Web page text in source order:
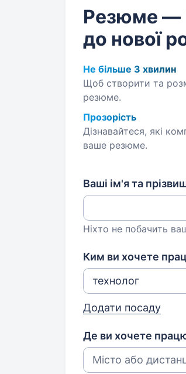
Резюме —
до нової
Не більше 3 хвилин
Щоб створити та
резюме.
Прозорість
Дізнавайтеся, які
ваше резюме.
Ваші ім'я та
Ніхто не побачить
Ким ви хочете
Додати посаду
Де ви хочете